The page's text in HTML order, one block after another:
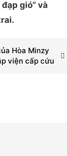
gió” và
Hòa Minzy
viện cấp cứu